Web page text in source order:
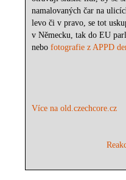
namalovaných čar na
levo či v pravo, se tot
v Německu, tak do EU
nebofotografie z APPD
Více na old.czechcore.cz